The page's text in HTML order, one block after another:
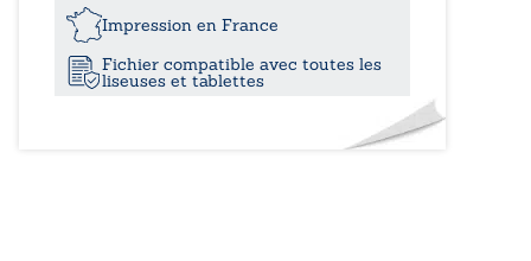
L’ascension
de
Impression en France
Fichier compatible avec toutes les
liseuses et tablettes